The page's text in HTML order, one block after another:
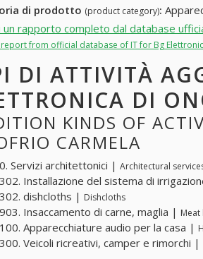
di prodotto (product category):
rapporto completo dal database
report from official database of IT for Bg
DI ATTIVITÀ
DI
KINDS OF
CARMELA
Servizi architettonici | Architectural
Installazione del sistema di
dishcloths | Dishcloths
Insaccamento di carne, maglia | Meat
Apparecchiature audio per la casa |
Veicoli ricreativi, camper e rimorchi |